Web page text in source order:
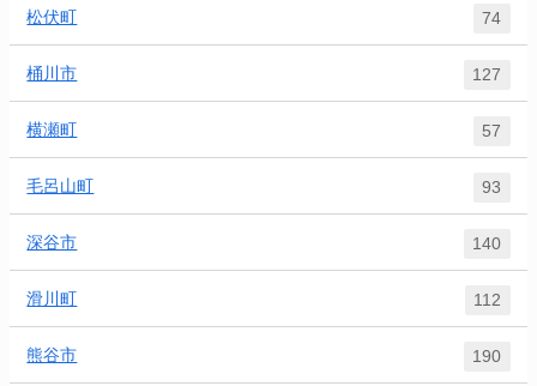
松伏町 74
桶川市 127
横瀬町 57
毛呂山町 93
深谷市 140
滑川町 112
熊谷市 190